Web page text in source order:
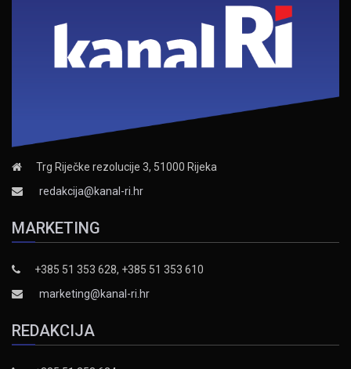
Trg Riječke rezolucije 3, 51000 Rijeka
redakcija@kanal-ri.hr
MARKETING
+385 51 353 628, +385 51 353 610
marketing@kanal-ri.hr
REDAKCIJA